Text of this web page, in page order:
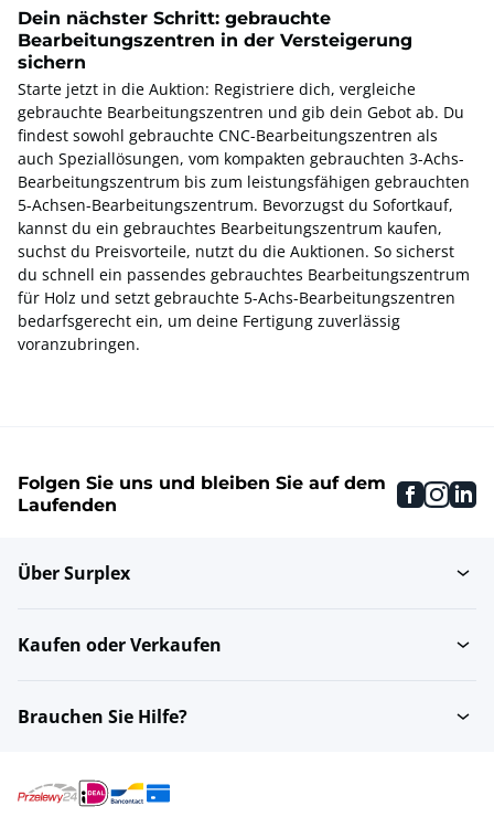
Dein nächster Schritt: gebrauchte
Bearbeitungszentren in der Versteigerung
sichern
Starte jetzt in die Auktion: Registriere dich, vergleiche
gebrauchte Bearbeitungszentren und gib dein Gebot ab. Du
findest sowohl gebrauchte CNC-Bearbeitungszentren als
auch Speziallösungen, vom kompakten gebrauchten 3-Achs-
Bearbeitungszentrum bis zum leistungsfähigen gebrauchten
5-Achsen-Bearbeitungszentrum. Bevorzugst du Sofortkauf,
kannst du ein gebrauchtes Bearbeitungszentrum kaufen,
suchst du Preisvorteile, nutzt du die Auktionen. So sicherst
du schnell ein passendes gebrauchtes Bearbeitungszentrum
für Holz und setzt gebrauchte 5-Achs-Bearbeitungszentren
bedarfsgerecht ein, um deine Fertigung zuverlässig
voranzubringen.
Folgen Sie uns und bleiben Sie auf dem
Laufenden
Über Surplex
Kaufen oder Verkaufen
Brauchen Sie Hilfe?